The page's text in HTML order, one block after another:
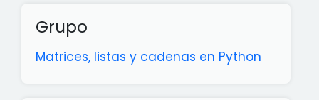
Grupo
Matrices, listas y cadenas en Python